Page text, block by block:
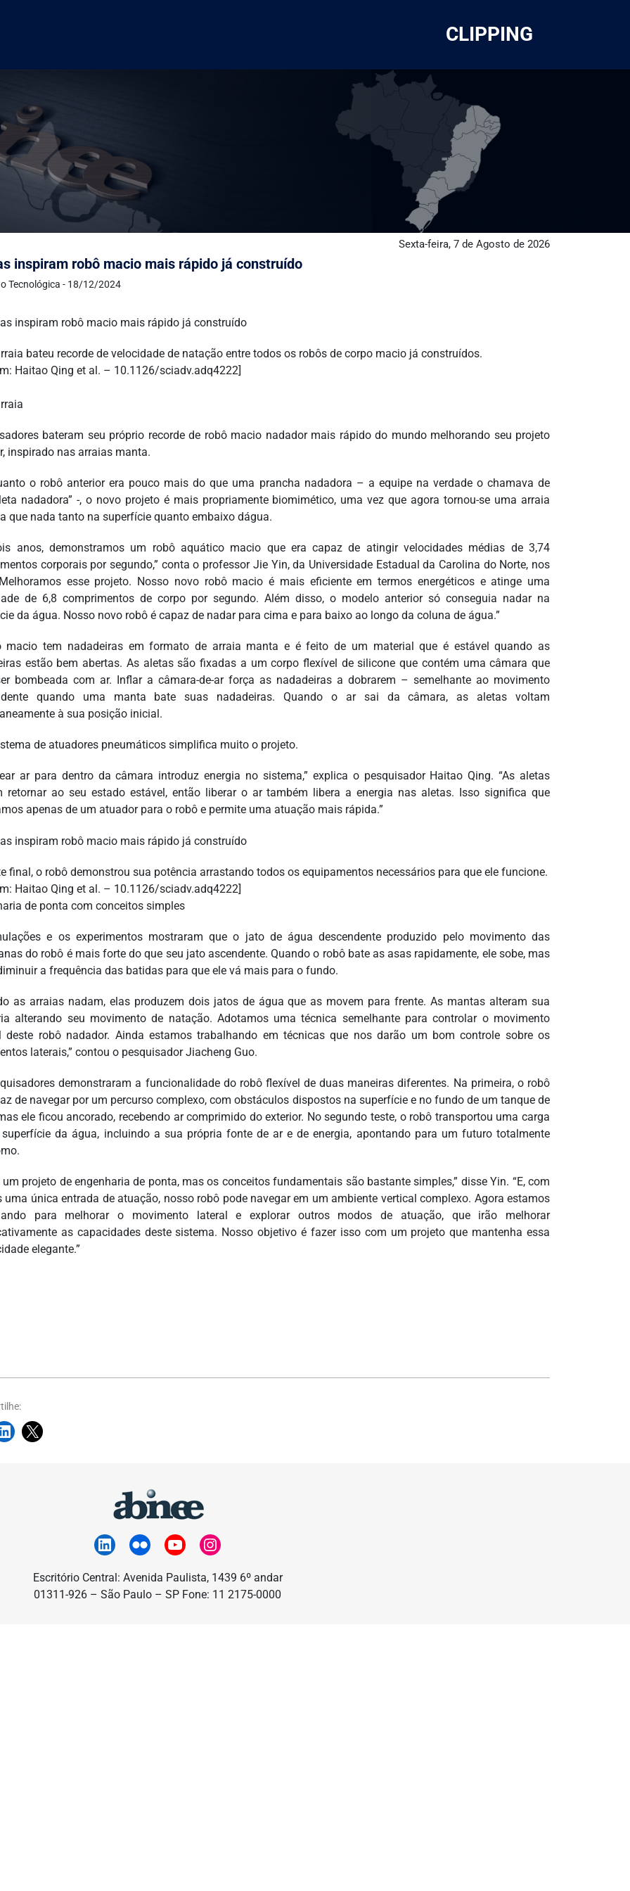
CLIPPING
Sexta-feira, 7 de Agosto de 2026
inspiram robô macio mais rápido já construído
Tecnológica - 18/12/2024
bateu recorde de velocidade de natação entre todos os robôs de corpo macio já construídos.
Haitao Qing et al. – 10.1126/sciadv.adq4222]
bateram seu próprio recorde de robô macio nadador mais rápido do mundo melhorando seu projeto
inspirado nas arraias manta.
o robô anterior era pouco mais do que uma prancha nadadora – a equipe na verdade o chamava de
nadadora” -, o novo projeto é mais propriamente biomimético, uma vez que agora tornou-se uma arraia
que nada tanto na superfície quanto embaixo dágua.
anos, demonstramos um robô aquático macio que era capaz de atingir velocidades médias de 3,74
corporais por segundo,” conta o professor Jie Yin, da Universidade Estadual da Carolina do Norte, nos
esse projeto. Nosso novo robô macio é mais eficiente em termos energéticos e atinge uma
de 6,8 comprimentos de corpo por segundo. Além disso, o modelo anterior só conseguia nadar na
da água. Nosso novo robô é capaz de nadar para cima e para baixo ao longo da coluna de água.”
macio tem nadadeiras em formato de arraia manta e é feito de um material que é estável quando as
estão bem abertas. As aletas são fixadas a um corpo flexível de silicone que contém uma câmara que
bombeada com ar. Inflar a câmara-de-ar força as nadadeiras a dobrarem – semelhante ao movimento
quando uma manta bate suas nadadeiras. Quando o ar sai da câmara, as aletas voltam
à sua posição inicial.
de atuadores pneumáticos simplifica muito o projeto.
ar para dentro da câmara introduz energia no sistema,” explica o pesquisador Haitao Qing. “As aletas
retornar ao seu estado estável, então liberar o ar também libera a energia nas aletas. Isso significa que
apenas de um atuador para o robô e permite uma atuação mais rápida.”
final, o robô demonstrou sua potência arrastando todos os equipamentos necessários para que ele funcione.
Haitao Qing et al. – 10.1126/sciadv.adq4222]
de ponta com conceitos simples
e os experimentos mostraram que o jato de água descendente produzido pelo movimento das
do robô é mais forte do que seu jato ascendente. Quando o robô bate as asas rapidamente, ele sobe, mas
a frequência das batidas para que ele vá mais para o fundo.
as arraias nadam, elas produzem dois jatos de água que as movem para frente. As mantas alteram sua
alterando seu movimento de natação. Adotamos uma técnica semelhante para controlar o movimento
deste robô nadador. Ainda estamos trabalhando em técnicas que nos darão um bom controle sobre os
laterais,” contou o pesquisador Jiacheng Guo.
demonstraram a funcionalidade do robô flexível de duas maneiras diferentes. Na primeira, o robô
de navegar por um percurso complexo, com obstáculos dispostos na superfície e no fundo de um tanque de
ele ficou ancorado, recebendo ar comprimido do exterior. No segundo teste, o robô transportou uma carga
da água, incluindo a sua própria fonte de ar e de energia, apontando para um futuro totalmente
um projeto de engenharia de ponta, mas os conceitos fundamentais são bastante simples,” disse Yin. “E, com
uma única entrada de atuação, nosso robô pode navegar em um ambiente vertical complexo. Agora estamos
para melhorar o movimento lateral e explorar outros modos de atuação, que irão melhorar
as capacidades deste sistema. Nosso objetivo é fazer isso com um projeto que mantenha essa
elegante.”
Escritório Central: Avenida Paulista, 1439 6º andar
01311-926 – São Paulo – SP Fone: 11 2175-0000